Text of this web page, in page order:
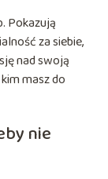
Pokazują
za siebie,
nad swoją
masz do
nie